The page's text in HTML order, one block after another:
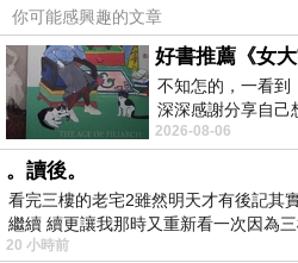
你可能感興趣的文章
不知怎的，一看到
深深感謝分享自己
不同樣貌的家庭！
2026-08-06
。讀後。
看完三樓的老宅2雖然明天才有後記其
繼續 續更讓我那時又重新看一次因為
有
20 小時前